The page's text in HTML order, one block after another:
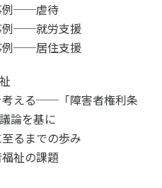
例──虐待
例──就労支援
例──居住支援
える──「障害者権利条
論を基に
るまでの歩み
祉の課題